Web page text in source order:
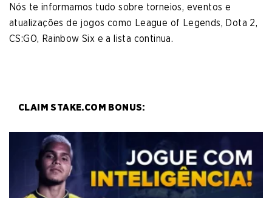
Nós te informamos tudo sobre torneios, eventos e
atualizações de jogos como League of Legends, Dota 2,
CS:GO, Rainbow Six e a lista continua.
CLAIM STAKE.COM BONUS: